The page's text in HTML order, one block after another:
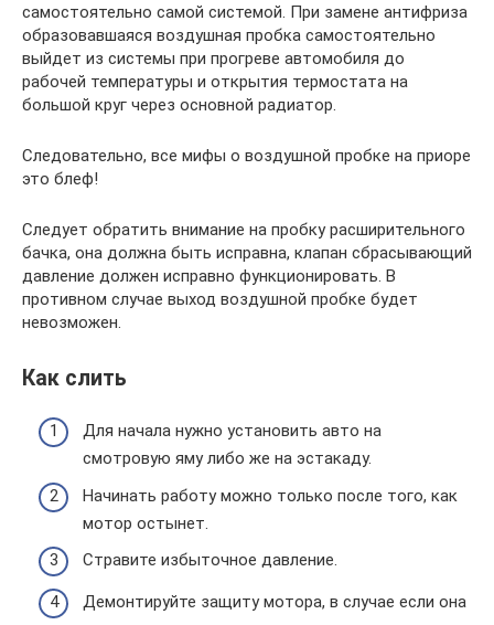
самостоятельно самой системой. При замене антифриза
образовавшаяся воздушная пробка самостоятельно
выйдет из системы при прогреве автомобиля до
рабочей температуры и открытия термостата на
большой круг через основной радиатор.
Следовательно, все мифы о воздушной пробке на приоре
это блеф!
Следует обратить внимание на пробку расширительного
бачка, она должна быть исправна, клапан сбрасывающий
давление должен исправно функционировать. В
противном случае выход воздушной пробке будет
невозможен.
Как слить
Для начала нужно установить авто на
смотровую яму либо же на эстакаду.
Начинать работу можно только после того, как
мотор остынет.
Стравите избыточное давление.
Демонтируйте защиту мотора, в случае если она